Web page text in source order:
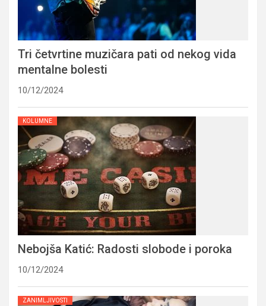
Tri četvrtine muzičara pati od nekog vida
mentalne bolesti
10/12/2024
KOLUMNE
Nebojša Katić: Radosti slobode i poroka
10/12/2024
ZANIMLJIVOSTI